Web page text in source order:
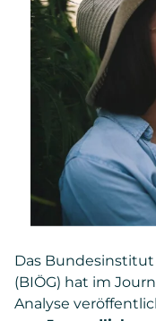
Das
(BIÖG) hat im
Analyse